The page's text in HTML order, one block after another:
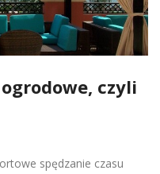
czyli
spędzanie czasu